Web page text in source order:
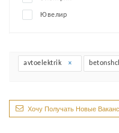
Ювелир
avtoelektrik
Хочу Получать Новые